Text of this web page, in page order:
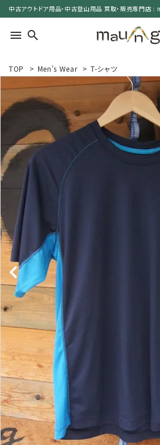
中古アウトドア用品・中古登山用品 買取・販売専門店
menu search
search
カテゴリーで選ぶ
サイズで選ぶ
特集で選ぶ
価格で選ぶ
買取案内
レンタル・修理
店舗情報
POLICY
INFORMATION
ACCOUNT MENU
ようこそ ゲスト 様
meeting_room ログイン person 新規会員登録
TOP > Men's Wear > T-シャツ